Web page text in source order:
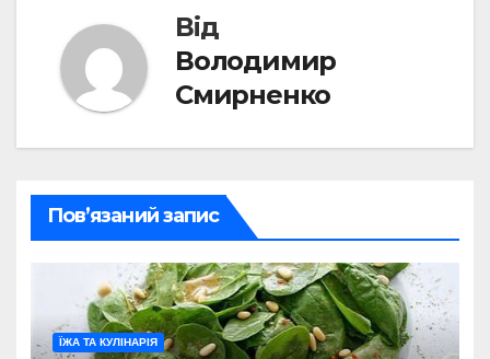
Від
Володимир
Смирненко
Пов’язаний запис
ЇЖА ТА КУЛІНАРІЯ